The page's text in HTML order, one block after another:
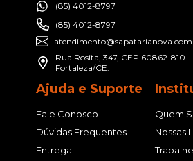
(85) 4012-8797
(85) 4012-8797
Rua Rosita, 347, CEP 60862-810
Fortaleza/CE.
Ajuda e Suporte
Fale Conosco
Dúvidas Frequentes
Entrega
Quem
Nossas